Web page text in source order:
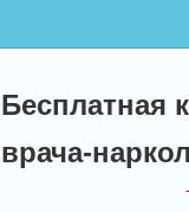
Бесплатная
врача-